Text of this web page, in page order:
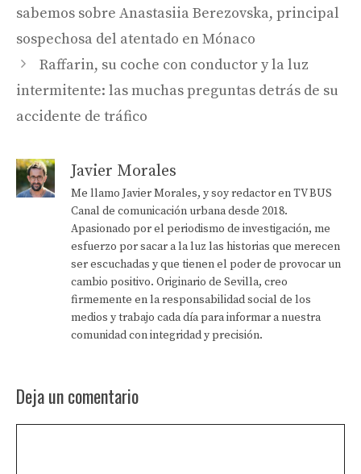
sabemos sobre Anastasiia Berezovska, principal
sospechosa del atentado en Mónaco
Raffarin, su coche con conductor y la luz
intermitente: las muchas preguntas detrás de su
accidente de tráfico
Javier Morales
Me llamo Javier Morales, y soy redactor en TV BUS
Canal de comunicación urbana desde 2018.
Apasionado por el periodismo de investigación, me
esfuerzo por sacar a la luz las historias que merecen
ser escuchadas y que tienen el poder de provocar un
cambio positivo. Originario de Sevilla, creo
firmemente en la responsabilidad social de los
medios y trabajo cada día para informar a nuestra
comunidad con integridad y precisión.
Deja un comentario